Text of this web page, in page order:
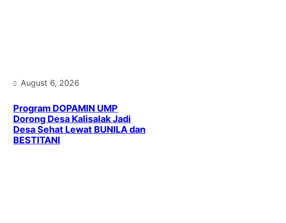
August 6, 2026
Program DOPAMIN UMP
Dorong Desa Kalisalak Jadi
Desa Sehat Lewat BUNILA dan
BESTITANI